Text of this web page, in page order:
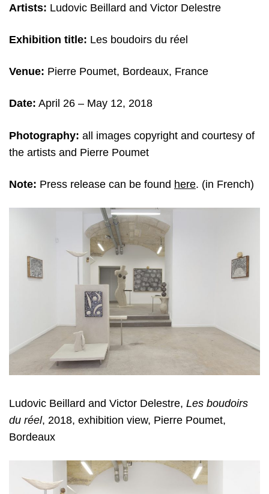
Artists: Ludovic Beillard and Victor Delestre
Exhibition title: Les boudoirs du réel
Venue: Pierre Poumet, Bordeaux, France
Date: April 26 – May 12, 2018
Photography: all images copyright and courtesy of
the artists and Pierre Poumet
Note: Press release can be found here. (in French)
Ludovic Beillard and Victor Delestre, Les boudoirs
du réel, 2018, exhibition view, Pierre Poumet,
Bordeaux